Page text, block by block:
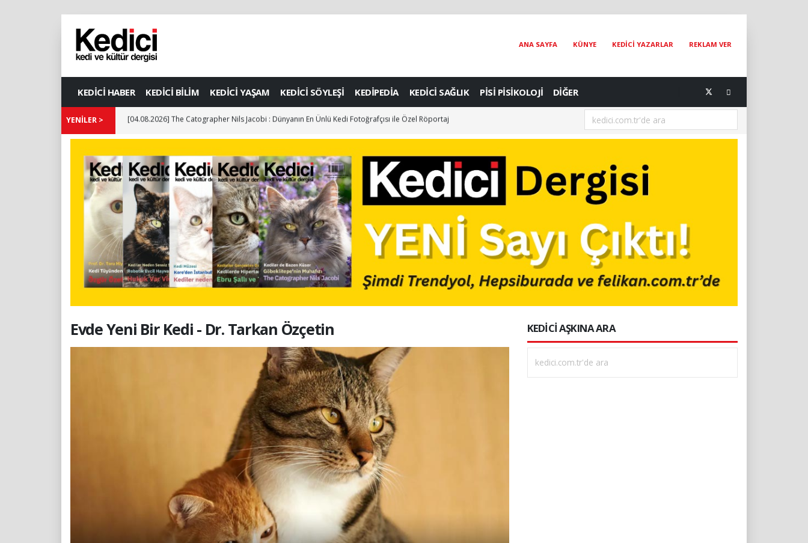
ANA SAYFA KÜNYE KEDİCİ YAZARLAR REKLAM VER
KEDİCİ HABER KEDİCİ BİLİM KEDİCİ YAŞAM KEDİCİ SÖYLEŞİ KEDİPEDİA KEDİCİ SAĞLIK PİSİ PİSİKOLOJİ DİĞER
YENİLER > [04.08.2026] The Catographer Nils Jacobi : Dünyanın En Ünlü Kedi Fotoğrafçısı ile Özel Röportaj [03.08.2026] Kedilerde Kronik Böbrek Hastalığında Yeni Dönem:
Evde Yeni Bir Kedi - Dr. Tarkan Özçetin KEDİCİ AŞKINA ARA